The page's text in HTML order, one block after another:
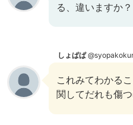
る、違いますか？
しょぱぱ
これみてわかる
関してだれも傷